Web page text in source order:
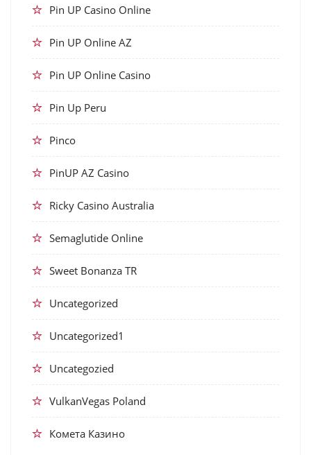
Pin UP Casino Online
Pin UP Online AZ
Pin UP Online Casino
Pin Up Peru
Pinco
PinUP AZ Casino
Ricky Casino Australia
Semaglutide Online
Sweet Bonanza TR
Uncategorized
Uncategorized1
Uncategozied
VulkanVegas Poland
Комета Казино